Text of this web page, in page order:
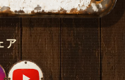
ア